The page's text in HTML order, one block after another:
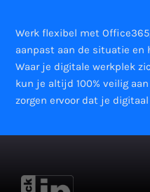
Werk flexibel met
aanpast aan de situatie en
Waar je digitale werkplek
kun je altijd 100% veilig
zorgen ervoor dat je